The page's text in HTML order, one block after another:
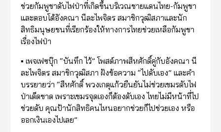
ช่วยกัมพูชาดับไฟป่าที่เกิดขึ้นบริเวณชายแดนไทย-กัมพูชา
และตอบโต้อังคณา นีละไพจิตร สมาชิกวุฒิสภาและนัก
สิทธิมนุษยชนที่เรียกร้องให้ทางการไทยช่วยเหลือกัมพูชา
เรื่องไฟป่า
▪️ เพจเฟซบุ๊ก “บันทึก ไว้” โพสต์ภาพสีหศักดิ์คู่กับอังคณา นี
ละไพจิตร สมาชิกวุฒิสภา ฝังข้อความ “ไปดับเอง” และคำ
บรรยายว่า “สีหศักดิ์ พวงเกตุแก้วยืนยันไม่ช่วยเขมรดับไฟ
ป่าเด็ดขาด เพราะเขมรจุดเองก็ต้องดับเอง ไทยไม่มีหน้าที่ไป
ช่วยดับ คุณป้านักสิทธิคนไหนอยากช่วยก็ไปช่วยเอง หรือ
ออกเงินเองไปเลย”